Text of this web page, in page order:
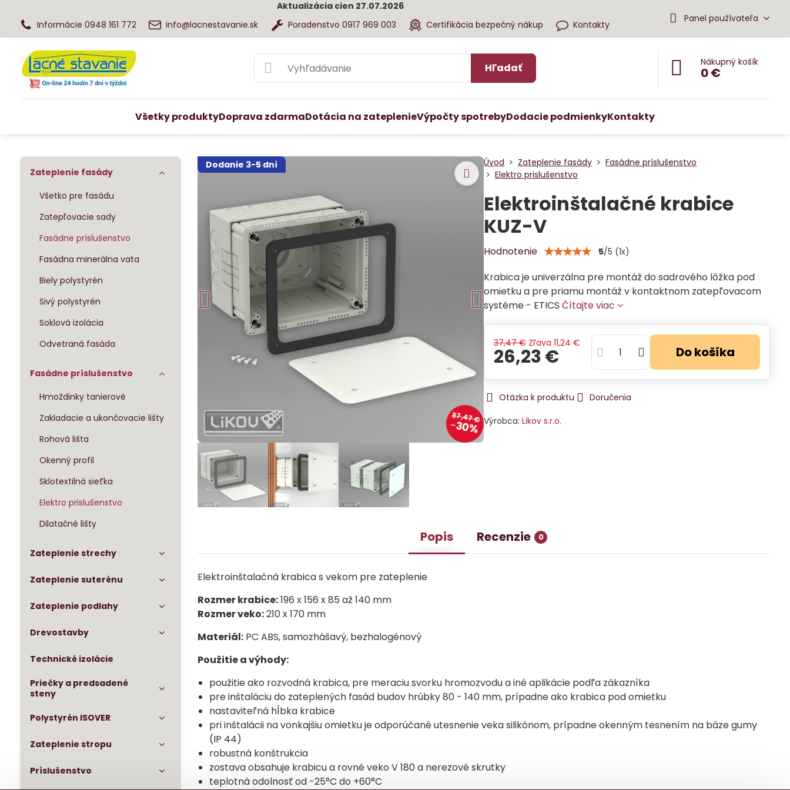
Aktualizácia cien 27.07.2026
Informácie 0948 161 772
info@lacnestavanie.sk Poradenstvo 0917 969 003 Certifikácia bezpečný nákup Kontakty
Panel používateľa
Hľadať Nákupný košík
0 €
Všetky produktyDoprava zdarmaDotácia na zateplenieVýpočty spotrebyDodacie podmienkyKontakty
Dodanie 3-5 dní
37,47 €
30%
Úvod Zateplenie fasády
Fasádne príslušenstvo
Elektro prislušenstvo
Elektroinštalačné krabice
KUZ-V
Hodnotenie 5/5 (1x)
Krabica je univerzálna pre montáž do sadrového lôžka pod
omietku a pre priamu montáž v kontaktnom zatepľovacom
systéme - ETICSČítajte viac
37,47 € Zľava 11,24 €
26,23 € Do košíka
Otázka k produktu
Doručenia
Výrobca:Likov s.r.o.
Popis Recenzie 0
Elektroinštalačná krabica s vekom pre zateplenie
Rozmer krabice:196 x 156 x 85 až 140 mm
Rozmer veko:210 x 170 mm
Materiál: PC ABS, samozhášavý, bezhalogénový
Použitie a výhody:
použitie ako rozvodná krabica, pre meraciu svorku hromozvodu a iné aplikácie podľa zákazníka
pre inštaláciu do zateplených fasád budov hrúbky 80 - 140 mm, prípadne ako krabica pod omietku
nastaviteľná hĺbka krabice
pri inštalácii na vonkajšiu omietku je odporúčané utesnenie veka silikónom, prípadne okenným tesnením na báze gumy
(IP 44)
robustná konštrukcia
zostava obsahuje krabicu a rovné veko V 180 a nerezové skrutky
teplotná odolnosť od -25°C do +60°C
Zateplenie fasády
Všetko pre fasádu
Zatepľovacie sady
Fasádne príslušenstvo
Fasádna minerálna vata
Biely polystyrén
Sivý polystyrén
Soklová izolácia
Odvetraná fasáda
Fasádne príslušenstvo
Hmoždinky tanierové
Zakladacie a ukončovacie lišty
Rohová lišta
Okenný profil
Sklotextilná sieťka
Elektro prislušenstvo
Dilatačné lišty
Zateplenie strechy
Zateplenie suterénu
Zateplenie podlahy
Drevostavby
Technické izolácie
Priečky a predsadené
steny
Polystyrén ISOVER
Zateplenie stropu
Príslušenstvo